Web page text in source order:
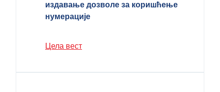
издавање дозволе за коришћење
нумерације
Цела вест